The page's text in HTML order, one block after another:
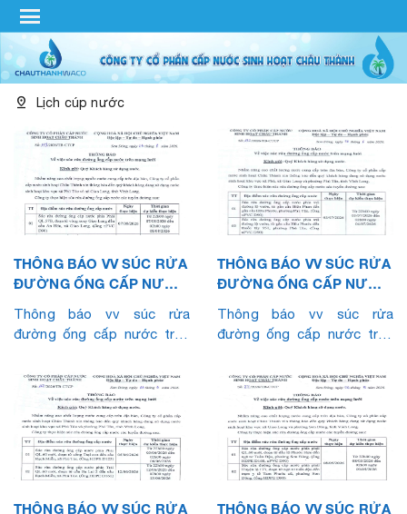
menu
pin_drop Lịch cúp nước
THÔNG BÁO VV SÚC RỬA
ĐƯỜNG ỐNG CẤP NƯỚC
(THÁNG 8.2026)
Thông báo vv súc rửa
đường ống cấp nước trên
THÔNG BÁO VV SÚC RỬA
ĐƯỜNG ỐNG CẤP NƯỚC
(THÁNG 7.2026)
Thông báo vv súc rửa
đường ống cấp nước trên
THÔNG BÁO VV SÚC RỬA
THÔNG BÁO VV SÚC RỬA